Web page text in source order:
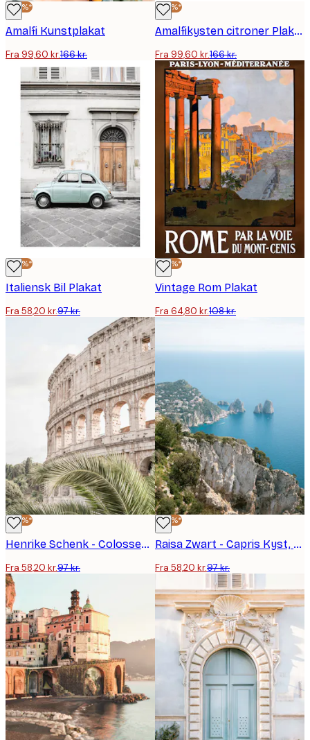
-40%*
Amalfi Kunstplakat
Fra 99,60 kr.166 kr.
-40%*
Amalfikysten citroner Plakat
Fra 99,60 kr.166 kr.
-40%*
Italiensk Bil Plakat
Fra 58,20 kr.97 kr.
-40%*
Vintage Rom Plakat
Fra 64,80 kr.108 kr.
-40%*
Henrike Schenk - Colosseum Palm View Plakat
Fra 58,20 kr.97 kr.
-40%*
Raisa Zwart - Capris Kyst, Italien Plakat
Fra 58,20 kr.97 kr.